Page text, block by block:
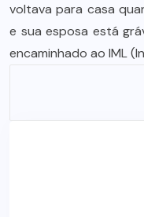
voltava para casa
e sua esposa está
encaminhado ao IML